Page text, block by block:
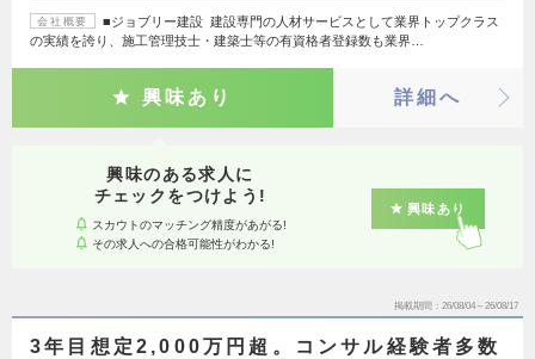
会社概要
■ジョブリー建設 建設専門の人材サービスとして業界トップクラス
の実績を誇り、施工管理技士・建築士等の有資格者登録数も業界…
興味あり 詳細へ
興味のある求人に
チェックをつけよう!
スカウトのマッチング精度があがる!
その求人への合格可能性がわかる!
興味あり
掲載期間 26/08/04～26/08/17
3年目想定2,000万円超。コンサル経験者多数